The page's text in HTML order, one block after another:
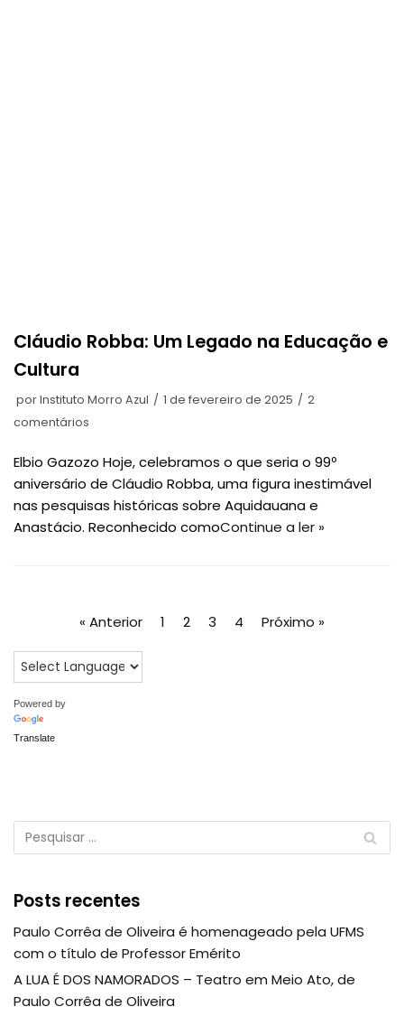
Cláudio Robba: Um Legado na Educação e
Cultura
porInstituto Morro Azul 1 de fevereiro de 2025
2
comentários
Elbio Gazozo Hoje, celebramos o que seria o 99º
aniversário de Cláudio Robba, uma figura inestimável
nas pesquisas históricas sobre Aquidauana e
Anastácio. Reconhecido comoContinue a ler »
« Anterior 1 2 3 4 Próximo »
Powered by
Translate
Posts recentes
Paulo Corrêa de Oliveira é homenageado pela UFMS
com o título de Professor Emérito
A LUA É DOS NAMORADOS – Teatro em Meio Ato, de
Paulo Corrêa de Oliveira